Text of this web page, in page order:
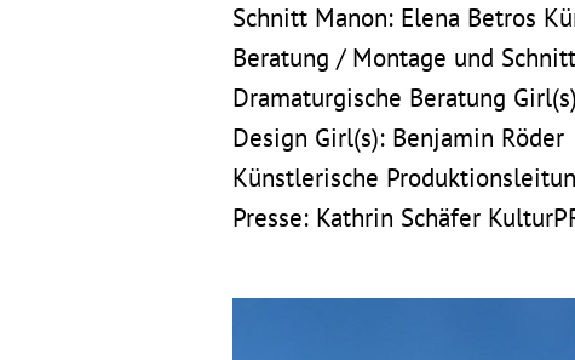
Schnitt Manon: Elena Betros
Beratung / Montage und Schnitt
Dramaturgische Beratung Girl(s)
Design Girl(s): Benjamin Röder
Künstlerische
Presse: Kathrin Schäfer